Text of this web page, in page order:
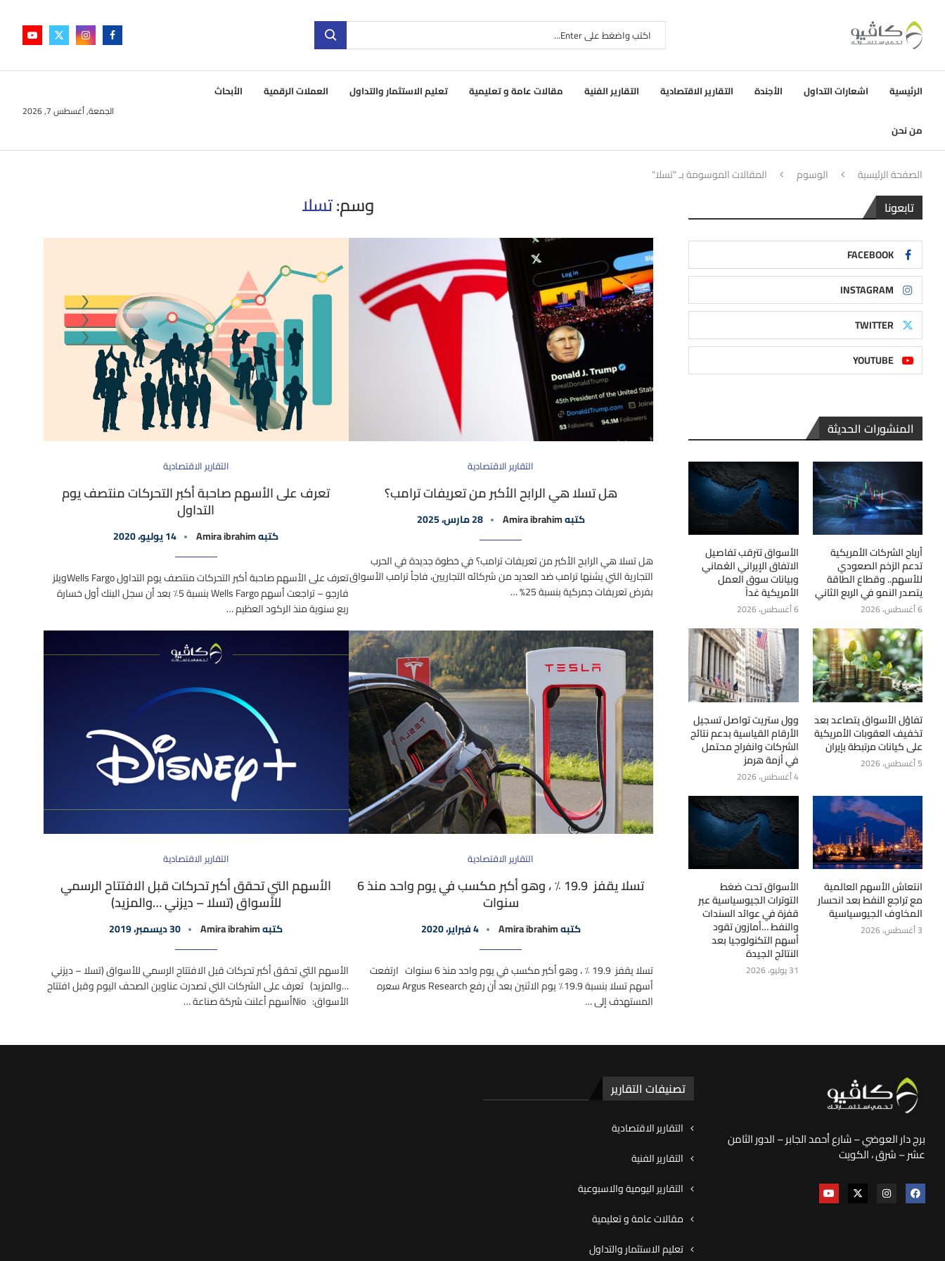
الرئيسية اشعارات التداول الأجندة التقارير الاقتصادية التقارير الفنية مقالات عامة و تعليمية تعليم الاستثمار والتداول العملات الرقمية الأبحاث
من نحن
الجمعة, أغسطس 7, 2026
الصفحة الرئيسية الوسوم المقالات الموسومة بـ "تسلا"
وسم:تسلا
التقارير الاقتصادية
هل تسلا هي الرابح الأكبر من تعريفات ترامب؟
كتبهAmira ibrahim 28 مارس، 2025
هل تسلا هي الرابح الأكبر من تعريفات ترامب؟ في خطوة جديدة في الحرب
التجارية التي يشنها ترامب ضد العديد من شركائه التجاريين، فاجأ ترامب الأسواق
بفرض تعريفات جمركية بنسبة 25% …
التقارير الاقتصادية
تعرف على الأسهم صاحبة أكبر التحركات منتصف يوم
التداول
كتبهAmira ibrahim 14 يوليو، 2020
تعرف على الأسهم صاحبة أكبر التحركات منتصف يوم التداول Wells Fargoويلز
فارجو – تراجعت أسهم Wells Fargo بنسبة 5٪ بعد أن سجل البنك أول خسارة
ربع سنوية منذ الركود العظيم …
التقارير الاقتصادية
تسلا يقفز 19.9 ٪ ، وهو أكبر مكسب في يوم واحد منذ 6
سنوات
كتبهAmira ibrahim 4 فبراير، 2020
تسلا يقفز 19.9 ٪ ، وهو أكبر مكسب في يوم واحد منذ 6 سنوات ارتفعت
أسهم تسلا بنسبة 19.9٪ يوم الاثنين بعد أن رفع Argus Research سعره
المستهدف إلى …
التقارير الاقتصادية
الأسهم التي تحقق أكبر تحركات قبل الافتتاح الرسمي
للأسواق (تسلا – ديزني …والمزيد)
كتبهAmira ibrahim 30 ديسمبر، 2019
الأسهم التي تحقق أكبر تحركات قبل الافتتاح الرسمي للأسواق (تسلا – ديزني
…والمزيد) تعرف على الشركات التي تصدرت عناوين الصحف اليوم وقبل افتتاح
الأسواق: Nioأسهم أعلنت شركة صناعة …
تابعونا
FACEBOOK
INSTAGRAM
TWITTER
YOUTUBE
المنشورات الحديثة
أرباح الشركات الأمريكية
تدعم الزخم الصعودي
للأسهم.. وقطاع الطاقة
يتصدر النمو في الربع الثاني
6 أغسطس، 2026
الأسواق تترقب تفاصيل
الاتفاق الإيراني العُماني
وبيانات سوق العمل
الأمريكية غداً
6 أغسطس، 2026
تفاؤل الأسواق يتصاعد بعد
تخفيف العقوبات الأمريكية
على كيانات مرتبطة بإيران
5 أغسطس، 2026
وول ستريت تواصل تسجيل
الأرقام القياسية بدعم نتائج
الشركات وانفراج محتمل
في أزمة هرمز
4 أغسطس، 2026
انتعاش الأسهم العالمية
مع تراجع النفط بعد انحسار
المخاوف الجيوسياسية
3 أغسطس، 2026
الأسواق تحت ضغط
التوترات الجيوسياسية عبر
قفزة في عوائد السندات
والنفط …أمازون تقود
أسهم التكنولوجيا بعد
النتائج الجيدة
31 يوليو، 2026
برج دار العوضي – شارع أحمد الجابر – الدور الثامن
عشر – شرق ، الكويت
تصنيفات التقارير
التقارير الاقتصادية
التقارير الفنية
التقارير اليومية والاسبوعية
مقالات عامة و تعليمية
تعليم الاستثمار والتداول